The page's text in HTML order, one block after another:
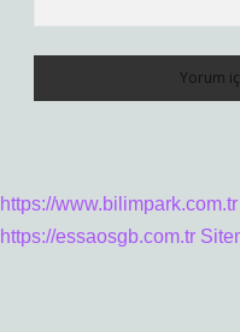
https://www.bilimpark.com.tr
https://essaosgb.com.tr